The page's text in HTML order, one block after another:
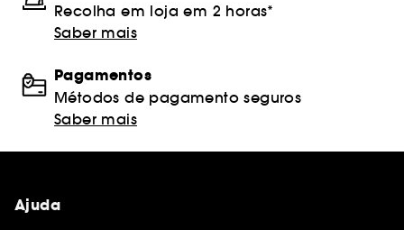
Recolha em loja em 2 horas*
Saber mais
Pagamentos
Métodos de pagamento seguros
Saber mais
Ajuda